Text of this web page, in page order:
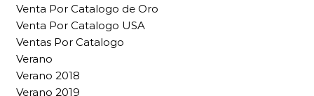
Venta Por Catalogo de Oro
Venta Por Catalogo USA
Ventas Por Catalogo
Verano
Verano 2018
Verano 2019